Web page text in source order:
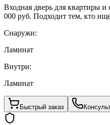
Входная дверь для квартиры
000 руб. Подходит тем, кто
Снаружи:
Ламинат
Внутри:
Ламинат
Быстрый заказ